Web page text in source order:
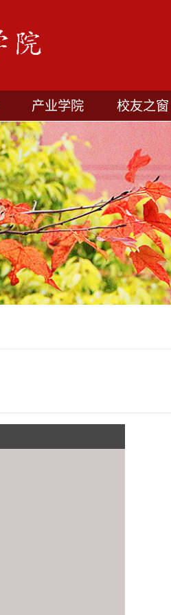
产业学院 校友之窗